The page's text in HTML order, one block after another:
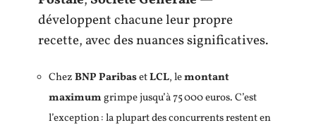
développent chacune leur propre
recette, avec des nuances significatives.
ChezBNP ParibasetLCL, lemontant
maximumgrimpe jusqu’à 75 000 euros. C’est
l’exception : la plupart des concurrents restent en